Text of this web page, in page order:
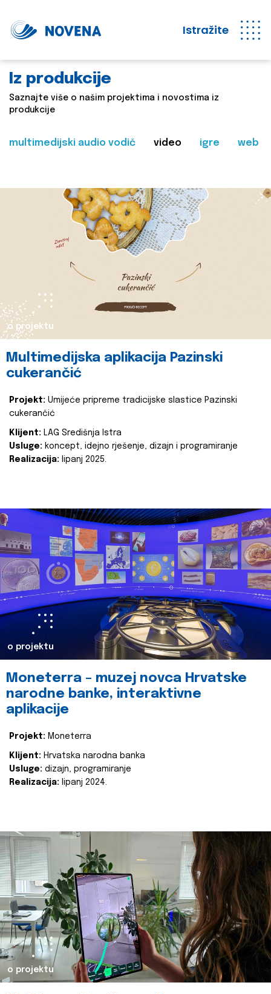
Istražite
Iz produkcije
Saznajte više o našim projektima i novostima iz
produkcije
multimedijski audio vodič video igre web
o projektu
Multimedijska aplikacija Pazinski
cukerančić
Projekt: Umijeće pripreme tradicijske slastice Pazinski
cukerančić
Klijent: LAG Središnja Istra
Usluge: koncept, idejno rješenje, dizajn i programiranje
Realizacija: lipanj 2025.
o projektu
Moneterra – muzej novca Hrvatske
narodne banke, interaktivne
aplikacije
Projekt: Moneterra
Klijent: Hrvatska narodna banka
Usluge: dizajn, programiranje
Realizacija: lipanj 2024.
o projektu